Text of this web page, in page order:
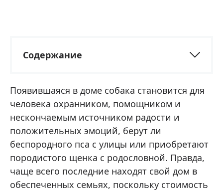
Содержание
Появившаяся в доме собака становится для
человека охранником, помощником и
нескончаемым источником радости и
положительных эмоций, берут ли
беспородного пса с улицы или приобретают
породистого щенка с родословной. Правда,
чаще всего последние находят свой дом в
обеспеченных семьях, поскольку стоимость